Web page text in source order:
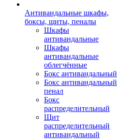
Антивандальные шкафы,
боксы, щиты, пеналы
Шкафы
антивандальные
Шкафы
антивандальные
облегчённые
Бокс антивандальный
Бокс антивандальный
пенал
Бокс
распределительный
Щит
распределительный
антивандальный